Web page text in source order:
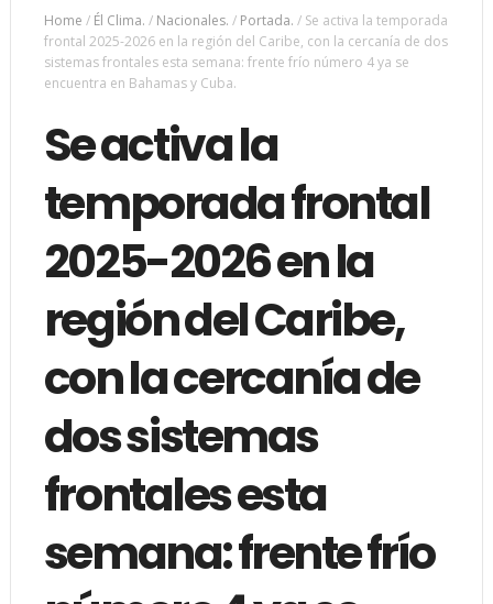
Home / Él Clima. / Nacionales. / Portada. / Se activa la temporada
frontal 2025-2026 en la región del Caribe, con la cercanía de dos
sistemas frontales esta semana: frente frío número 4 ya se
encuentra en Bahamas y Cuba.
Se activa la
temporada frontal
2025-2026 en la
región del Caribe,
con la cercanía de
dos sistemas
frontales esta
semana: frente frío